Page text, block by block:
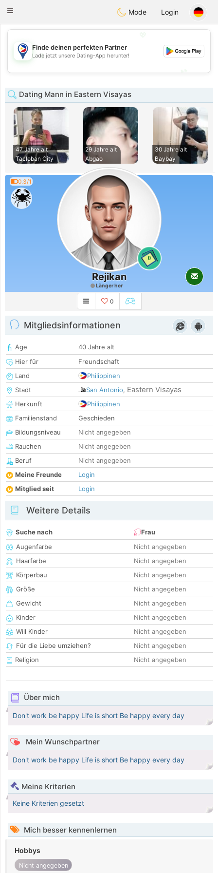
Philippines Chat
Toggle
Mode Login
💖
💕
Finde deinen perfekten Partner
Lade jetzt unsere Dating-App herunter!
Dating Mann in Eastern Visayas
47 Jahre alt
Tacloban City
29 Jahre alt
Abgao
30 Jahre alt
Baybay
0.3/1
0
Rejikan
Länger her
0
Mitgliedsinformationen
Age
40 Jahre alt
Hier für
Freundschaft
Land
Philippinen
Stadt
San Antonio, Eastern Visayas
Herkunft
Philippinen
Familienstand
Geschieden
Bildungsniveau
Nicht angegeben
Rauchen
Nicht angegeben
Beruf
Nicht angegeben
Meine Freunde
Login
Mitglied seit
Login
Weitere Details
Suche nach
Frau
Augenfarbe
Nicht angegeben
Haarfarbe
Nicht angegeben
Körperbau
Nicht angegeben
Größe
Nicht angegeben
Gewicht
Nicht angegeben
Kinder
Nicht angegeben
Will Kinder
Nicht angegeben
Für die Liebe umziehen?
Nicht angegeben
Religion
Nicht angegeben
Über mich
Don't work be happy Life is short Be happy every day
Mein Wunschpartner
Don't work be happy Life is short Be happy every day
Meine Kriterien
Keine Kriterien gesetzt
Mich besser kennenlernen
Hobbys
Nicht angegeben